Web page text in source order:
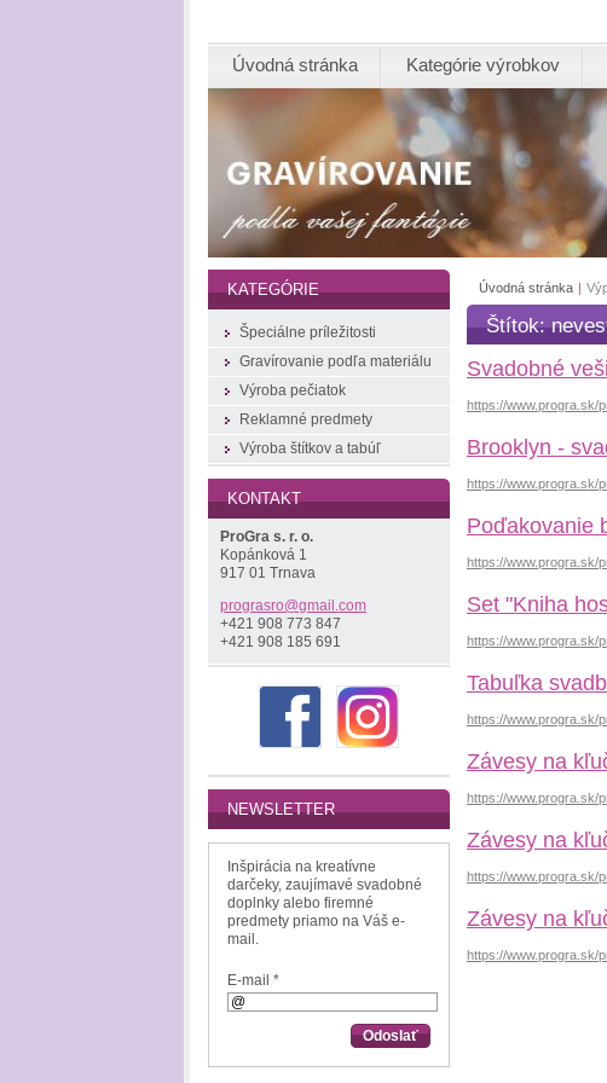
Úvodná stránka Kategórie výrobkov
Úvodná stránka |
Štítok:
Svadobné
https://www.progra.sk/
Brooklyn -
https://www.progra.sk/
Poďakovanie
https://www.progra.sk/
Set "Kniha
https://www.progra.sk/
Tabuľka
https://www.progra.sk/
Závesy na
https://www.progra.sk/
Závesy na
https://www.progra.sk/
Závesy na
https://www.progra.sk/
KATEGÓRIE
Špeciálne príležitosti
Gravírovanie podľa materiálu
Výroba pečiatok
Reklamné predmety
Výroba štítkov a tabúľ
KONTAKT
ProGra s. r. o.
Kopánková 1
917 01 Trnava
prograsro@gmail. com
+421 908 773 847
+421 908 185 691
NEWSLETTER
Inšpirácia na kreatívne
darčeky, zaujímavé svadobné
doplnky alebo firemné
predmety priamo na Váš e-
mail.
E-mail *